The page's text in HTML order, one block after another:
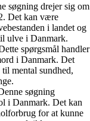
søgning drejer sig om
Det kan være
i landet og
ulve i Danmark.
spørgsmål handler
i Danmark. Det
mental sundhed,
søgning
i Danmark. Det kan
for at kunne